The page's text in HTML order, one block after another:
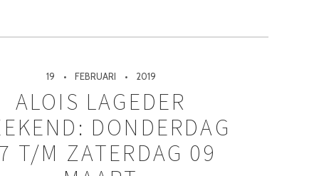
19 FEBRUARI 2019
ALOIS LAGEDER
DONDERDAG
T/M ZATERDAG 09